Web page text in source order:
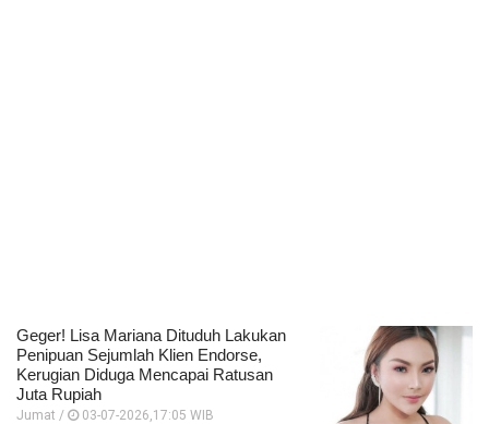
Geger! Lisa Mariana Dituduh Lakukan
Penipuan Sejumlah Klien Endorse,
Kerugian Diduga Mencapai Ratusan
Juta Rupiah
Jumat / 03-07-2026,17:05 WIB